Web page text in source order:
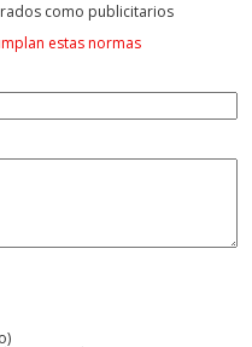
como publicitarios
estas normas